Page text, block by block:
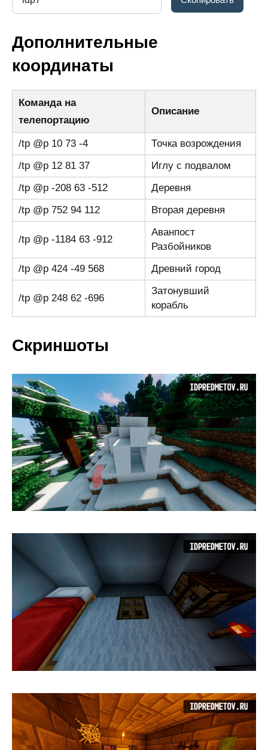
Дополнительные
координаты
Команда на
телепортацию
Описание
/tp @p 10 73 -4
Точка возрождения
/tp @p 12 81 37
Иглу с подвалом
/tp @p -208 63 -512
Деревня
/tp @p 752 94 112
Вторая деревня
/tp @p -1184 63 -912
Аванпост
Разбойников
/tp @p 424 -49 568
Древний город
/tp @p 248 62 -696
Затонувший
корабль
Скриншоты